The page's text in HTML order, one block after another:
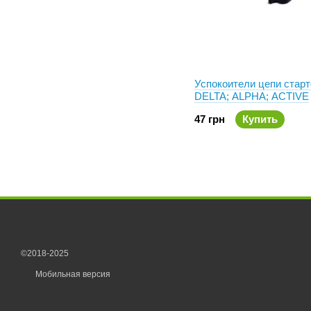
Успокоители цепи
DELTA; ALPHA; ACTIVE
47 грн
Купить
©2018-2025
Мобильная версия